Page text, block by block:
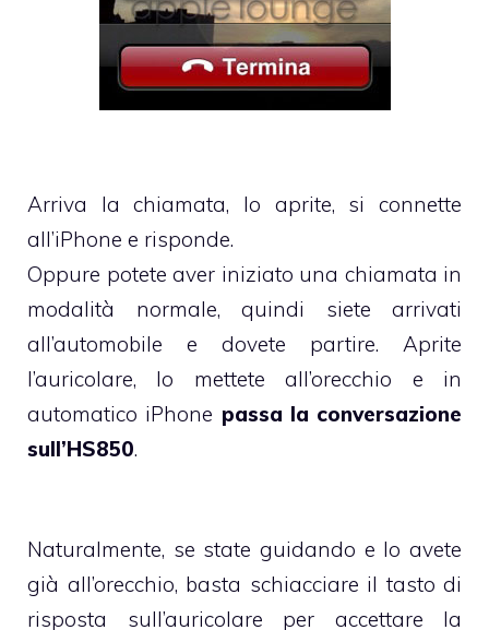
Arriva la chiamata, lo aprite, si connette
all’iPhone e risponde.
Oppure potete aver iniziato una chiamata in
modalità normale, quindi siete arrivati
all’automobile e dovete partire. Aprite
l’auricolare, lo mettete all’orecchio e in
automatico iPhone passa la conversazione
sull’HS850.
Naturalmente, se state guidando e lo avete
già all’orecchio, basta schiacciare il tasto di
risposta sull’auricolare per accettare la